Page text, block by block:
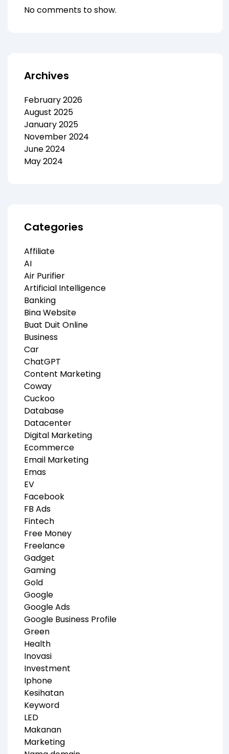
No comments to show.
Archives
February 2026
August 2025
January 2025
November 2024
June 2024
May 2024
Categories
Affiliate
AI
Air Purifier
Artificial Intelligence
Banking
Bina Website
Buat Duit Online
Business
Car
ChatGPT
Content Marketing
Coway
Cuckoo
Database
Datacenter
Digital Marketing
Ecommerce
Email Marketing
Emas
EV
Facebook
FB Ads
Fintech
Free Money
Freelance
Gadget
Gaming
Gold
Google
Google Ads
Google Business Profile
Green
Health
Inovasi
Investment
Iphone
Kesihatan
Keyword
LED
Makanan
Marketing